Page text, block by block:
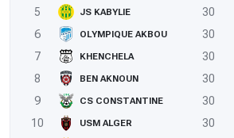
5
JS KABYLIE 30
6
OLYMPIQUE AKBOU 30
7
KHENCHELA 30
8
BEN AKNOUN 30
9
CS CONSTANTINE 30
10
USM ALGER 30